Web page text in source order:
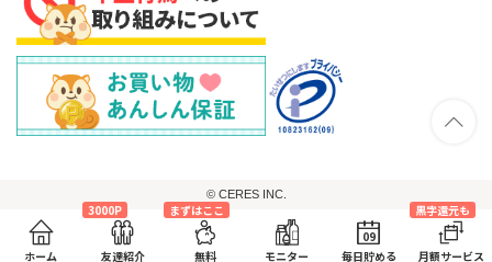
ホーム
3000P
友達紹介
まずはここ
無料 モニター
09
毎日貯める
黒字還元も
月額サービス
© CERES INC.